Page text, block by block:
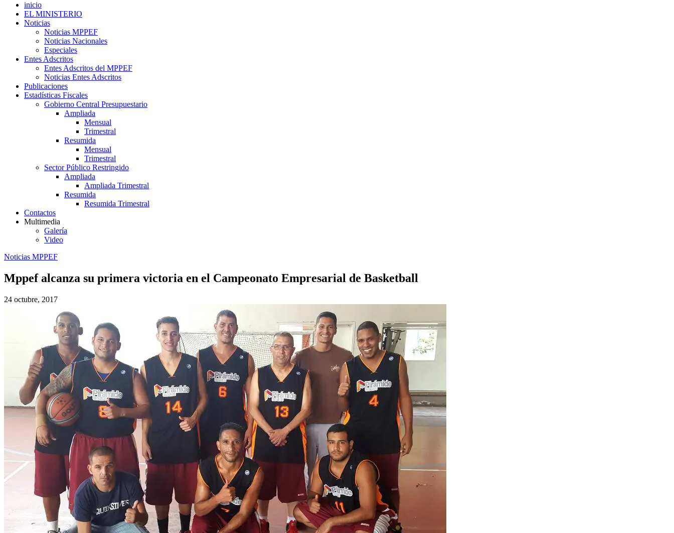
inicio
EL MINISTERIO
Noticias
Noticias MPPEF
Noticias Nacionales
Especiales
Entes Adscritos
Entes Adscritos del MPPEF
Noticias Entes Adscritos
Publicaciones
Estadísticas Fiscales
Gobierno Central Presupuestario
Ampliada
Mensual
Trimestral
Resumida
Mensual
Trimestral
Sector Público Restringido
Ampliada
Ampliada Trimestral
Resumida
Resumida Trimestral
Contactos
Multimedia
Galería
Video
Noticias MPPEF
Mppef alcanza su primera victoria en el Campeonato Empresarial de Basketball
24 octubre, 2017